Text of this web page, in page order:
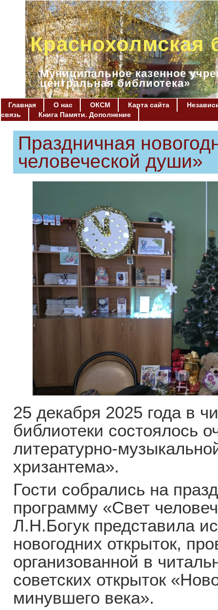
Краснохолмская
Муниципальное казенное
центральная библиотека»
Главная О нас ОКСМ Карта сайта
связь
Книга Памяти. Дополнение
Праздничная
человеческой души»
25 декабря 2025 года в
библиотеки состоялось
литературно-
хризантема».
Гости собрались на
программу «Свет
Л.Н.Богук представила
новогодних открыток,
организованной в
советских открыток
минувшего века».